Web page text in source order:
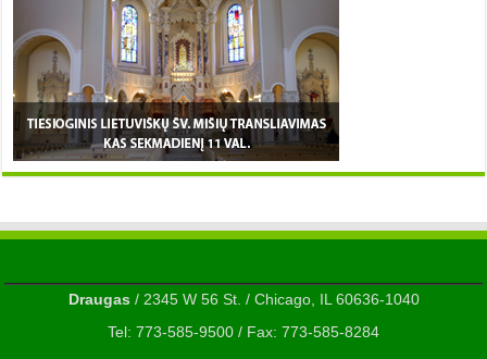
Draugas/ 2345 W 56 St. / Chicago, IL 60636-1040
Tel: 773-585-9500 / Fax: 773-585-8284